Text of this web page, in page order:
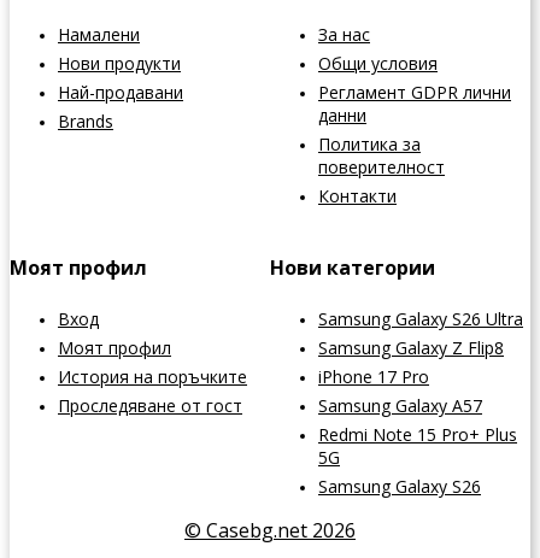
Намалени
Нови продукти
Най-продавани
Brands
За нас
Общи условия
Регламент GDPR лични
данни
Политика за
поверителност
Контакти
Моят профил
Вход
Моят профил
История на поръчките
Проследяване от гост
Нови категории
Samsung Galaxy S26 Ultra
Samsung Galaxy Z Flip8
iPhone 17 Pro
Samsung Galaxy A57
Redmi Note 15 Pro+ Plus
5G
Samsung Galaxy S26
© Casebg.net 2026